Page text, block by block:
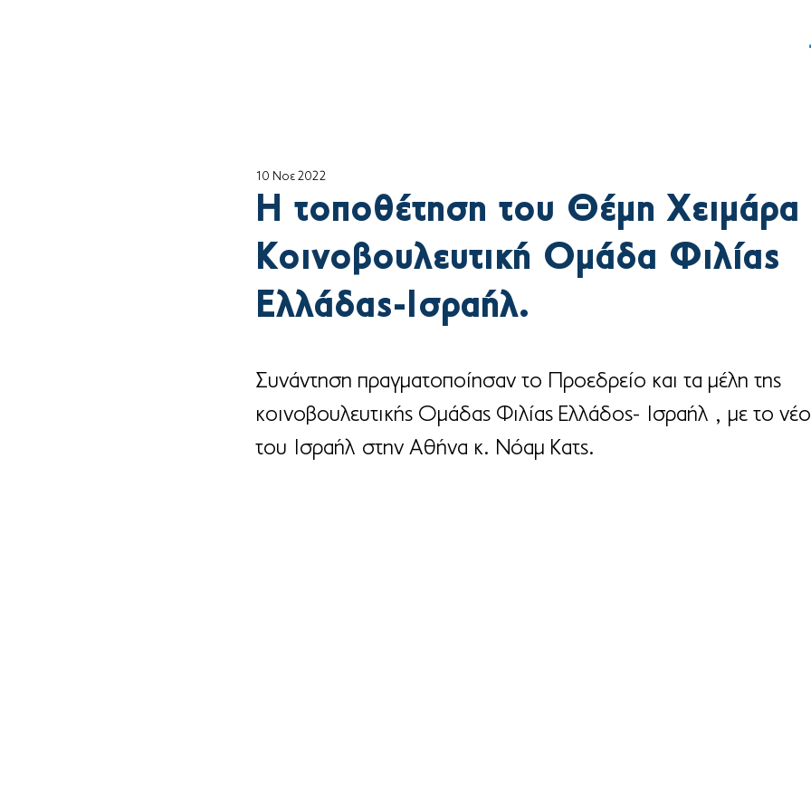
Η τοποθέτηση του Θέμη Χειμάρα
Κοινοβουλευτική Ομάδα Φιλίας
Ελλάδας-Ισραήλ.
10 Νοε 2022
Συνάντηση πραγματοποίησαν το Προεδρείο και τα μέλη της
κοινοβουλευτικής Ομάδας Φιλίας Ελλάδος- Ισραήλ , με το
του Ισραήλ στην Αθήνα κ. Νόαμ Κατς.